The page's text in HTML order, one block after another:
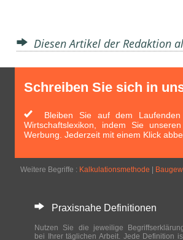
Diesen Artikel der Redaktion
Schreiben Sie sich in
Bleiben Sie auf dem Laufenden
Wirtschaftslexikon, indem Sie
Werbung. Jederzeit mit einem Klick
Weitere Begriffe : Kalkulationsmethode
Praxisnahe Definitionen
Nutzen Sie die jeweilige
bei Ihrer täglichen Arbeit. Jede Definition